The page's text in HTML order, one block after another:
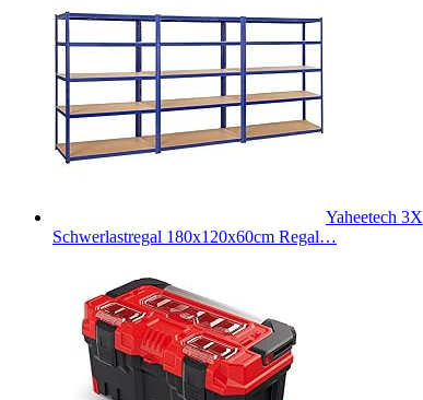
Yaheetech 3X
Schwerlastregal 180x120x60cm Regal…